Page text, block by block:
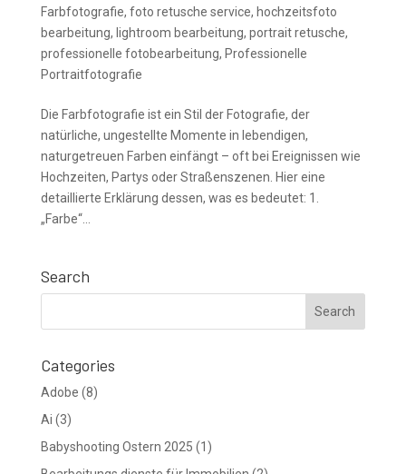
Farbfotografie, foto retusche service, hochzeitsfoto
bearbeitung, lightroom bearbeitung, portrait retusche,
professionelle fotobearbeitung, Professionelle
Portraitfotografie
Die Farbfotografie ist ein Stil der Fotografie, der
natürliche, ungestellte Momente in lebendigen,
naturgetreuen Farben einfängt – oft bei Ereignissen wie
Hochzeiten, Partys oder Straßenszenen. Hier eine
detaillierte Erklärung dessen, was es bedeutet: 1.
„Farbe“...
Search
Categories
Adobe (8)
Ai (3)
Babyshooting Ostern 2025 (1)